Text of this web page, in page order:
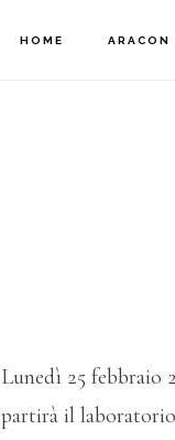
HOME ARACON
Lunedì 25 febbraio
partirà il